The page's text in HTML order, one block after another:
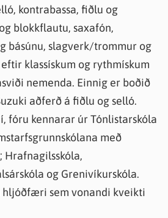
kontrabassa, fiðlu og
blokkflautu, saxafón,
básúnu, slagverk/trommur og
klassískum og rythmískum
nemenda. Einnig er boðið
aðferð á fiðlu og selló.
fóru kennarar úr Tónlistarskóla
með
og Grenivíkurskóla.
hljóðfæri sem vonandi kveikti